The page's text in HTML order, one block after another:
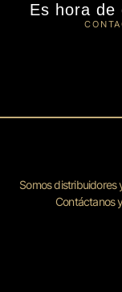
Es hora de
Somos distribuidores
Contáctanos